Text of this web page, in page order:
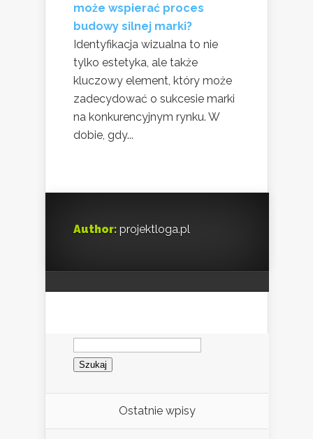
może wspierać proces
budowy silnej marki?
Identyfikacja wizualna to nie
tylko estetyka, ale także
kluczowy element, który może
zadecydować o sukcesie marki
na konkurencyjnym rynku. W
dobie, gdy...
Author: projektloga.pl
Szukaj:
Ostatnie wpisy